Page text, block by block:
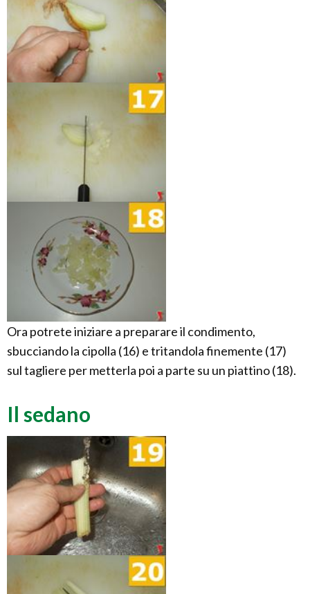
Ora potrete iniziare a preparare il condimento,
sbucciando la cipolla (16) e tritandola finemente (17)
sul tagliere per metterla poi a parte su un piattino (18).
Il sedano